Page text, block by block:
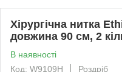
Хірургічна нитка
довжина 90 см, 2
В наявності
Код: W9109H
Роздріб